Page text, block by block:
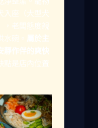
入座（大型犬
，老闆態度親
碗。
屬於主
靜作伴的爽快
點是店內位置